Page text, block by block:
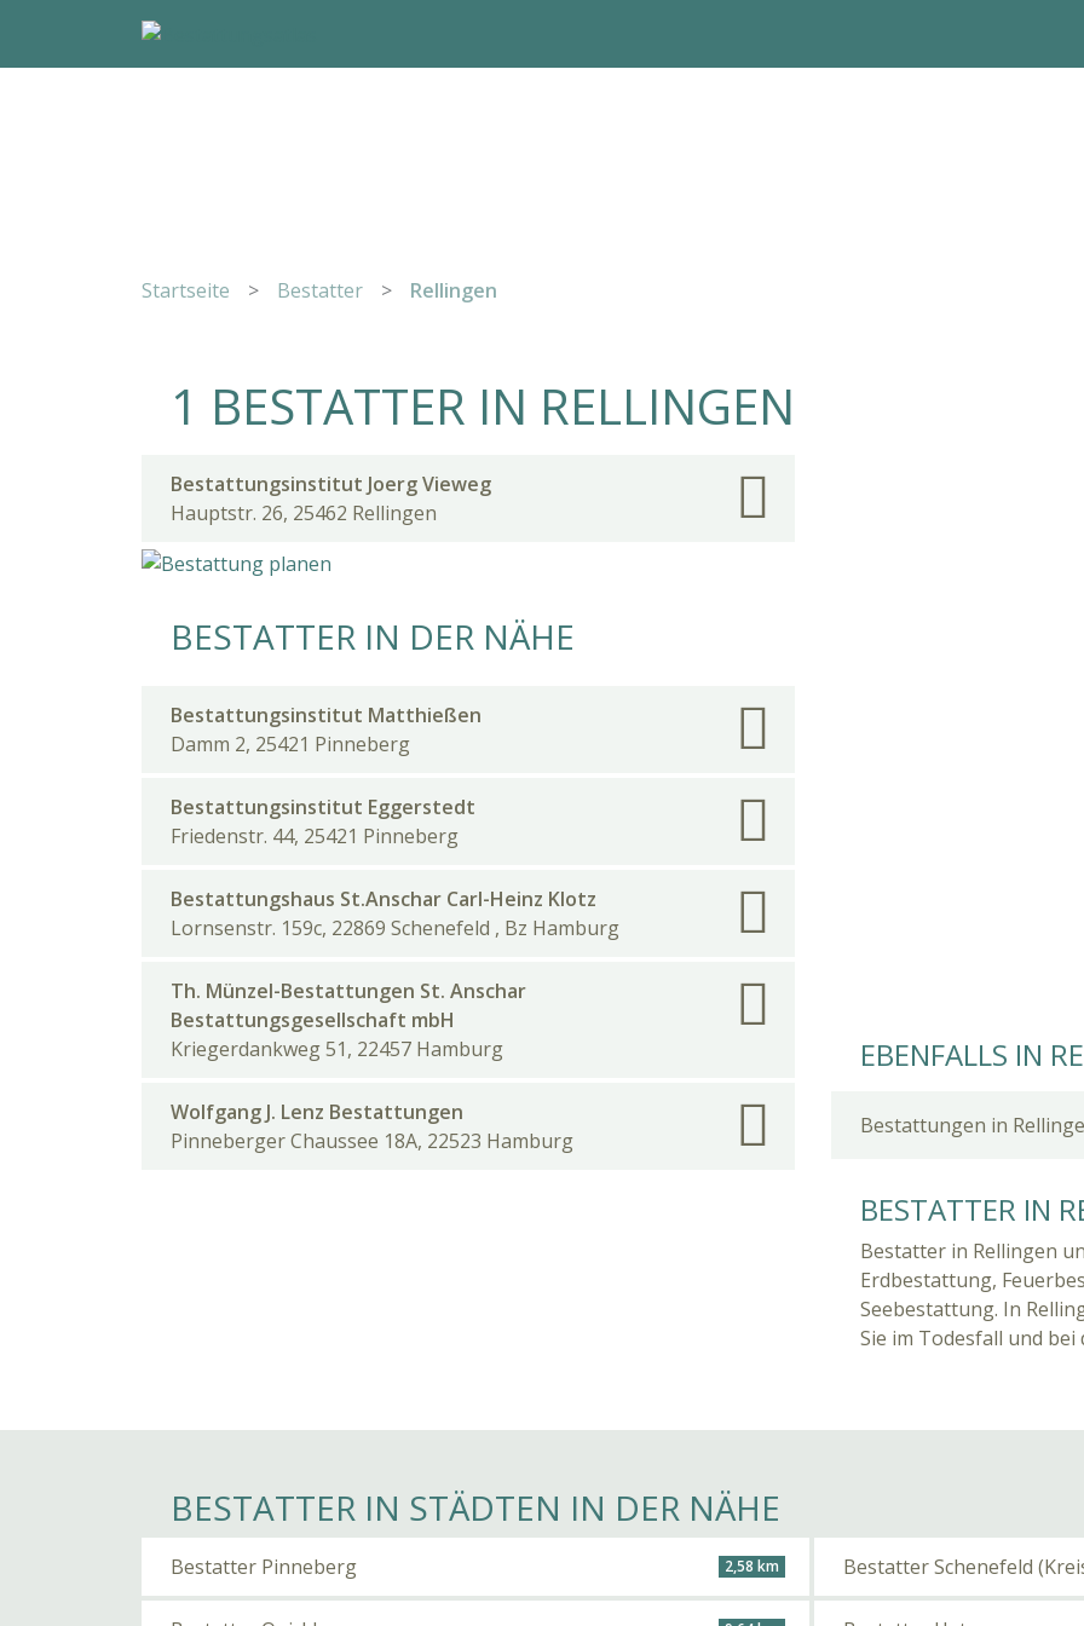
Startseite > Bestatter > Rellingen
1 BESTATTER IN RELLINGEN
Bestattungsinstitut Joerg Vieweg
Hauptstr. 26, 25462 Rellingen
BESTATTER IN DER NÄHE
Bestattungsinstitut Matthießen
Damm 2, 25421 Pinneberg
Bestattungsinstitut Eggerstedt
Friedenstr. 44, 25421 Pinneberg
Bestattungshaus St.Anschar Carl-Heinz Klotz
Lornsenstr. 159c, 22869 Schenefeld , Bz Hamburg
Th. Münzel-Bestattungen St. Anschar
Bestattungsgesellschaft mbH
Kriegerdankweg 51, 22457 Hamburg
Wolfgang J. Lenz Bestattungen
Pinneberger Chaussee 18A, 22523 Hamburg
EBENFALLS IN
Bestattungen in
BESTATTER IN
Bestatter in Rellingen
Erdbestattung,
Seebestattung. In
Sie im Todesfall und
BESTATTER IN STÄDTEN IN DER NÄHE
Bestatter Pinneberg 2,58 km Bestatter Schenefeld